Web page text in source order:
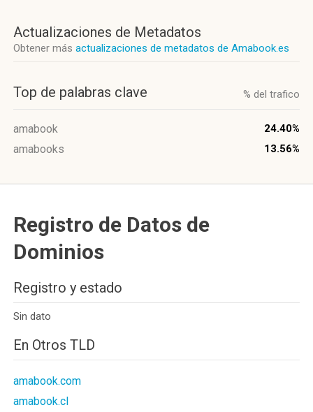
Actualizaciones de Metadatos
Obtener más actualizaciones de metadatos de Amabook.es
Top de palabras clave % del trafico
amabook 24.40%
amabooks 13.56%
Registro de Datos de
Dominios
Registro y estado
Sin dato
En Otros TLD
amabook.com
amabook.cl